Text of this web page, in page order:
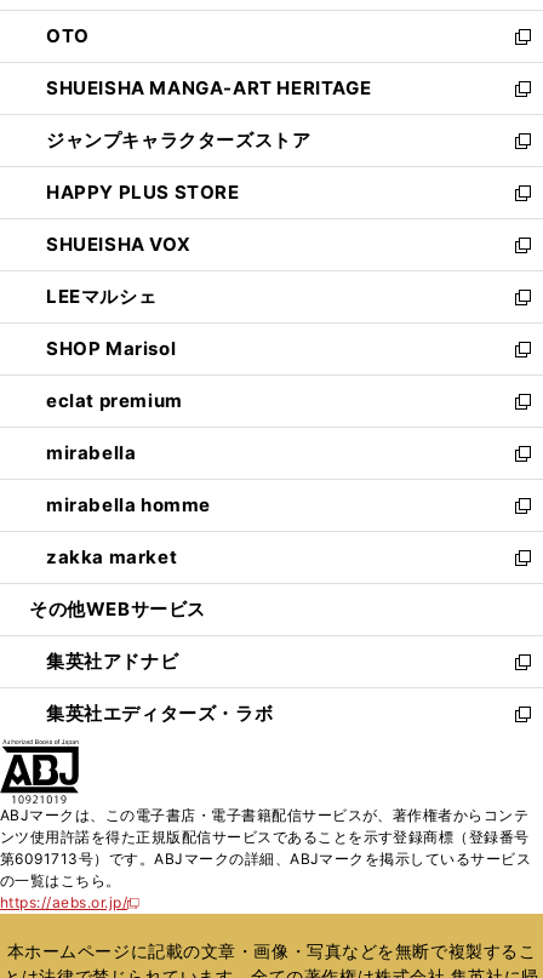
ウ
で
開
く
ン
ド
ウ
で
開
く
OTO
新
し
い
ウ
ィ
ン
ド
ウ
で
開
く
SHUEISHA MANGA-ART HERITAGE
新
し
い
ウ
ィ
ン
ド
ウ
で
開
く
ジャンプキャラクターズストア
新
し
い
ウ
ィ
ン
ド
ウ
で
開
く
HAPPY PLUS STORE
新
し
い
ウ
ィ
ン
ド
ウ
で
開
く
SHUEISHA VOX
新
し
い
ウ
ィ
ン
ド
ウ
で
開
く
LEEマルシェ
新
し
い
ウ
ィ
ン
ド
ウ
で
開
く
SHOP Marisol
新
し
い
ウ
ィ
ン
ド
ウ
で
開
eclat premium
新
し
い
ウ
ィ
ン
ド
ウ
開
く
mirabella
新
し
い
ウ
ィ
ン
ウ
で
開
く
mirabella homme
新
し
い
ウ
ン
ド
ウ
で
zakka market
新
し
ウ
ィ
ン
ド
く
その他WEBサービス
集英社アドナビ
新
し
い
ド
ウ
で
集英社エディターズ・ラボ
新
ィ
ン
ド
開
く
ABJマークは、この電子書店・電子書籍配信サービスが、著作権者からコンテ
ンツ使用許諾を得た正規版配信サービスであることを示す登録商標（登録番号
第6091713号）です。ABJマークの詳細、ABJマークを掲示しているサービス
の一覧はこちら。
https://aebs.or.jp/
新
い
ウ
本ホームページに記載の文章・画像・写真などを無断で複製するこ